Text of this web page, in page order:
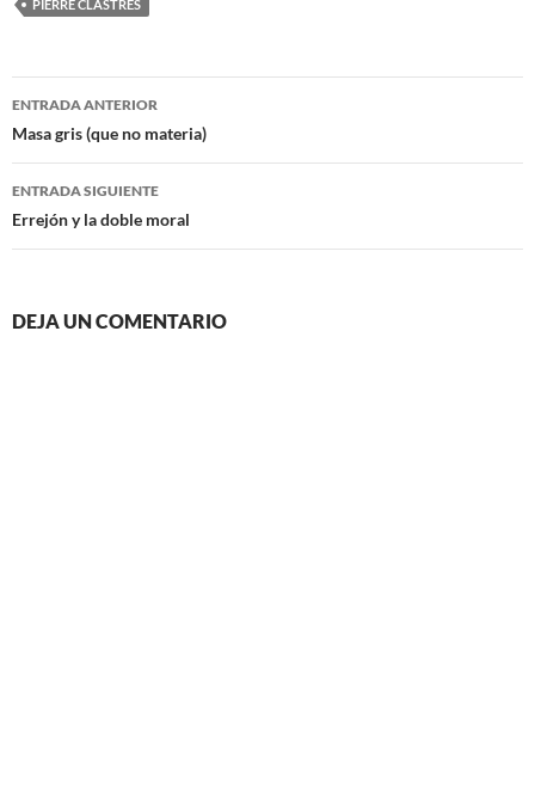
PIERRE CLASTRES
Navegación
de
entradas
ENTRADA ANTERIOR
Masa gris (que no materia)
ENTRADA SIGUIENTE
Errejón y la doble moral
DEJA UN COMENTARIO